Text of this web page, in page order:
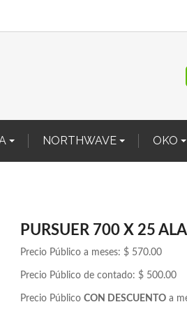
NORTHWAVE OKO
PURSUER 700 X 25
Precio Público a meses: $ 570.00
Precio Público de contado: $ 500.00
Precio Público CON DESCUENTO a